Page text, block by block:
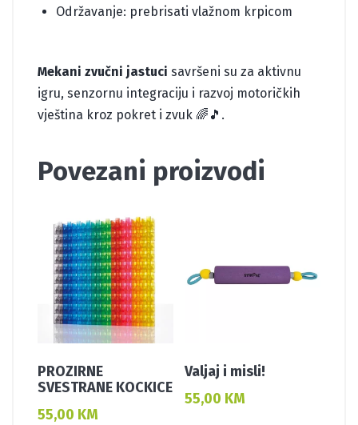
Održavanje: prebrisati vlažnom krpicom
Mekani zvučni jastuci savršeni su za aktivnu
igru, senzornu integraciju i razvoj motoričkih
vještina kroz pokret i zvuk 🌈🎵.
Povezani proizvodi
PROZIRNE
SVESTRANE KOCKICE
55,00 KM
Valjaj i misli!
55,00 KM